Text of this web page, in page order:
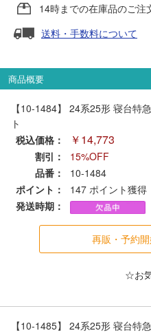
ポポンデッタ
MODEMO(モデモ)
さんけい
トラムウェイ
天賞堂
TTC
セール品・キャンペーン
セール商品
14時までの在庫品のご注
送料・手数料について
商品概要
【10-1484】 24系25形 寝台特
ト
税込価格：
￥14,773
割引：
15%OFF
品番：
10-1484
ポイント：
147 ポイント獲得
発送時期：
再販・予約
☆お
【10-1485】 24系25形 寝台特